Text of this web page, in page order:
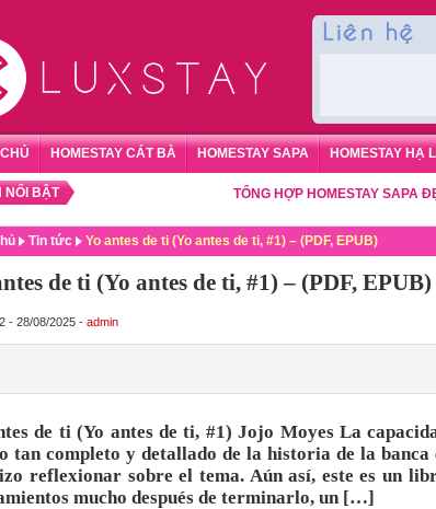
HOMESTAY CÁT BÀ HOMESTAY SAPA HOMESTAY HẠ
NỔI BẬT TỔNG HỢP HOMESTAY SAPA ĐẸP –
Tin tức Yo antes de ti (Yo antes de ti, #1) – (PDF, EPUB)
de ti (Yo antes de ti, #1) – (PDF, EPUB)
- 28/08/2025 - admin
de ti (Yo antes de ti, #1) Jojo Moyes La
tan completo y detallado de la historia de la
reflexionar sobre el tema. Aún así, este es un
mucho después de terminarlo, un […]